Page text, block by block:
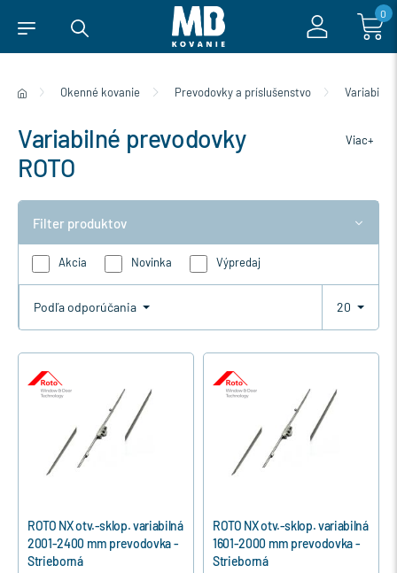
0
Okenné kovanie Prevodovky a príslušenstvo
Variabilné prevodovky
ROTO
Viac+
Filter produktov
Akcia Novinka Výpredaj
Podľa odporúčania 20
ROTO NX otv.-sklop. variabilná
2001-2400 mm prevodovka -
Strieborná
ROTO NX otv.-sklop. variabilná
1601-2000 mm prevodovka -
Strieborná